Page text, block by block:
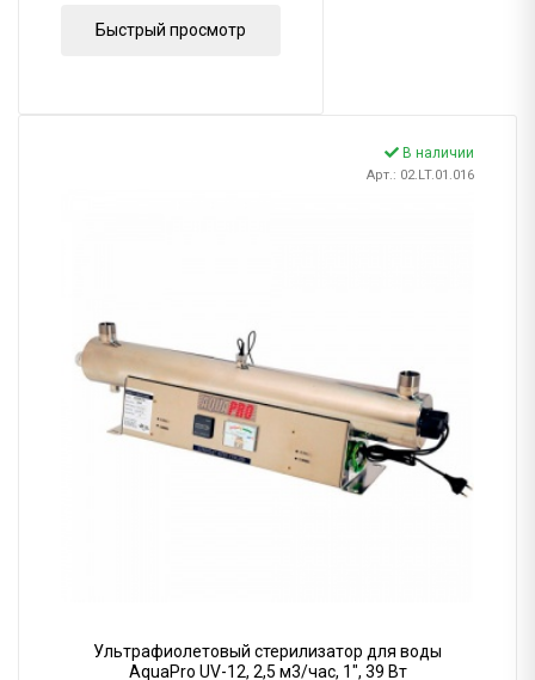
Быстрый просмотр
В наличии
Арт.: 02.LT.01.016
Ультрафиолетовый стерилизатор для воды
AquaPro UV-12, 2,5 м3/час, 1", 39 Вт